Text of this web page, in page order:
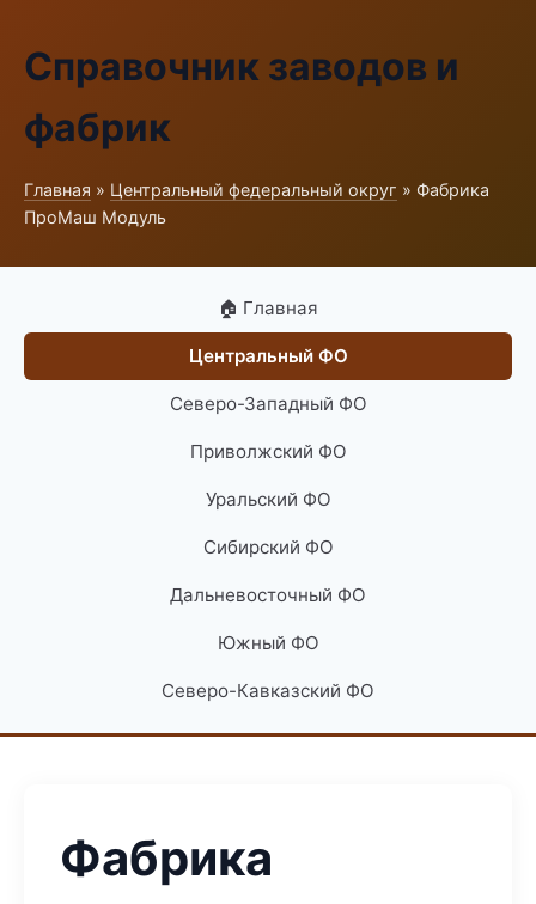
Справочник заводов и
фабрик
Главная » Центральный федеральный округ » Фабрика
ПроМаш Модуль
🏠 Главная
Центральный ФО
Северо-Западный ФО
Приволжский ФО
Уральский ФО
Сибирский ФО
Дальневосточный ФО
Южный ФО
Северо-Кавказский ФО
Фабрика